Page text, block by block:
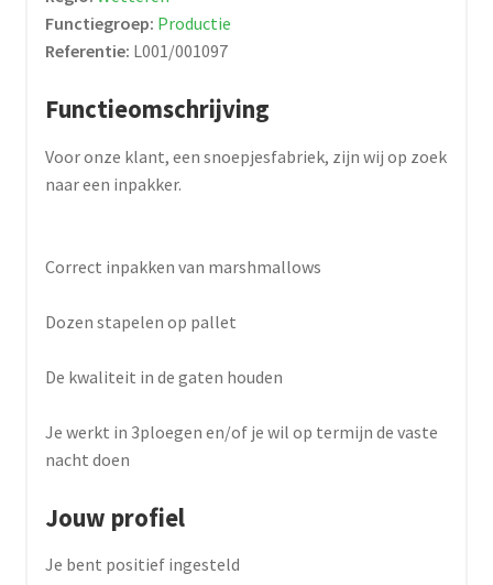
Functiegroep: Productie
Referentie: L001/001097
Functieomschrijving
Voor onze klant, een snoepjesfabriek, zijn wij op zoek
naar een inpakker.
Correct inpakken van marshmallows
Dozen stapelen op pallet
De kwaliteit in de gaten houden
Je werkt in 3ploegen en/of je wil op termijn de vaste
nacht doen
Jouw profiel
Je bent positief ingesteld